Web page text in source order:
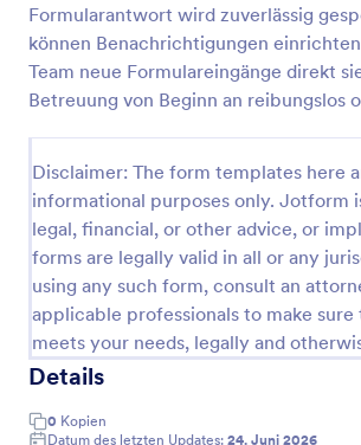
Formularantwort wird zuverlässig
können Benachrichtigungen
Team neue Formulareingänge direkt
Betreuung von Beginn an reibungslos
Disclaimer: The form templates here
informational purposes only. Jotform
legal, financial, or other advice, or
forms are legally valid in all or any
using any such form, consult an
applicable professionals to make
meets your needs, legally and
Details
0 Kopien
Datum des letzten Updates: 24. Juni 2026
erleichtert Studios und Trainerinnen
die digitale Datenerfassung für neue
damit Kurse passend geplant und jede
Formularantwort zentral dokumentiert
Go to Category:
Aufnahmeformulare
Vorschau